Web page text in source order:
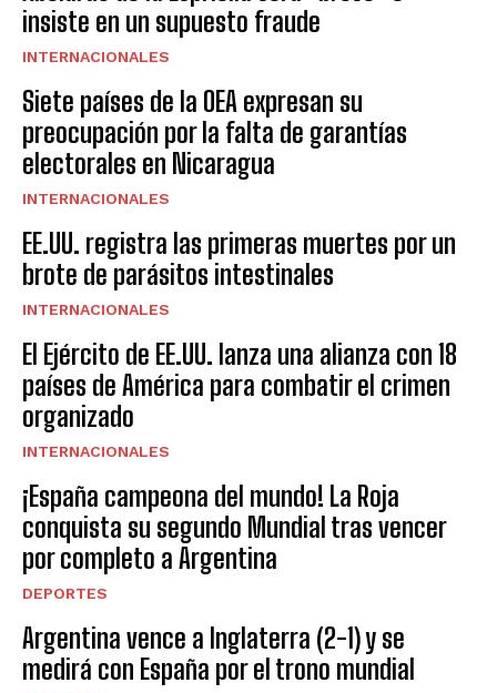
insiste en un supuesto fraude
INTERNACIONALES
Siete países de la OEA expresan su
preocupación por la falta de garantías
electorales en Nicaragua
INTERNACIONALES
EE.UU. registra las primeras muertes por un
brote de parásitos intestinales
INTERNACIONALES
El Ejército de EE.UU. lanza una alianza con 18
países de América para combatir el crimen
organizado
INTERNACIONALES
¡España campeona del mundo! La Roja
conquista su segundo Mundial tras vencer
por completo a Argentina
DEPORTES
Argentina vence a Inglaterra (2-1) y se
medirá con España por el trono mundial